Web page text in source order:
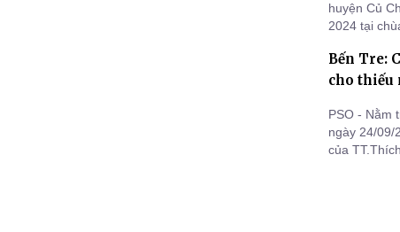
huyện Củ
2024 tại
Bến Tre:
cho thiếu
PSO - Nằm
ngày 24/09/
của